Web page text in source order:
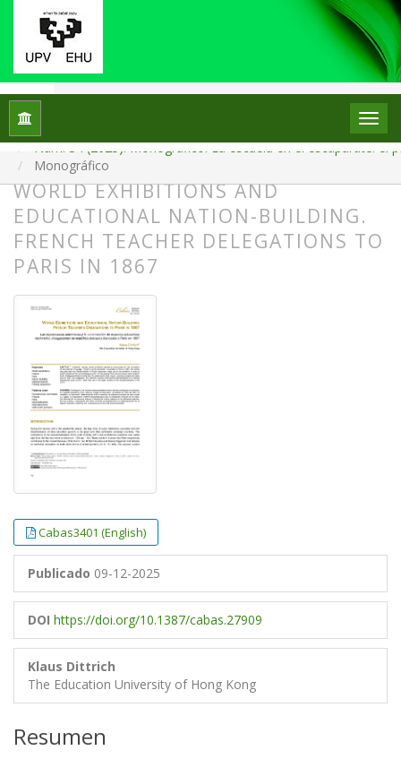
Inicio
Núm. 34 (2025): Monográfico: La escuela en el escaparate: el
Monográfico
WORLD EXHIBITIONS AND
EDUCATIONAL NATION-BUILDING.
FRENCH TEACHER DELEGATIONS TO
PARIS IN 1867
Cabas3401 (English)
Publicado 09-12-2025
DOI https://doi.org/10.1387/cabas.27909
Klaus Dittrich
The Education University of Hong Kong
Resumen